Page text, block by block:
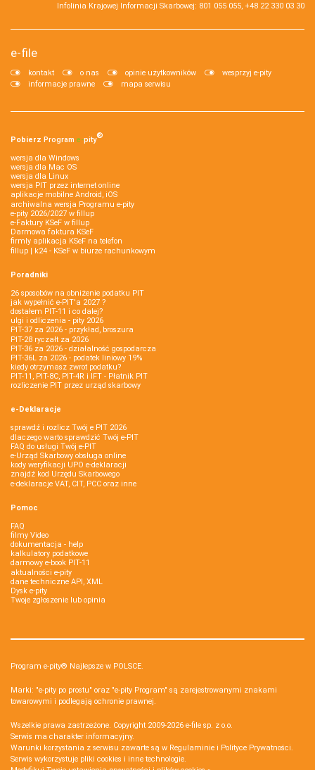
Infolinia Krajowej Informacji Skarbowej: 801 055 055, +48 22 330 03 30
e-file
kontakt o nas opinie użytkowników
wesprzyj e-pity
informacje prawne
mapa serwisu
Pobierz Program e‑pity®
wersja dla Windows
wersja dla Mac OS
wersja dla Linux
wersja PIT przez internet online
aplikacje mobilne Android, iOS
archiwalna wersja Programu e-pity
e-pity 2026/2027 w fillup
e‑Faktury KSeF w fillup
Darmowa faktura KSeF
firmly aplikacja KSeF na telefon
fillup | k24 - KSeF w biurze rachunkowym
Poradniki
26 sposobów na obniżenie podatku PIT
jak wypełnić e-PIT'a 2027 ?
dostałem PIT-11 i co dalej?
ulgi i odliczenia - pity 2026
PIT-37 za 2026 - przykład, broszura
PIT-28 ryczałt za 2026
PIT-36 za 2026 - działalność gospodarcza
PIT-36L za 2026 - podatek liniowy 19%
kiedy otrzymasz zwrot podatku?
PIT-11, PIT-8C, PIT-4R i IFT - Płatnik PIT
rozliczenie PIT przez urząd skarbowy
e-Deklaracje
sprawdź i rozlicz Twój e PIT 2026
dlaczego warto sprawdzić Twój e-PIT
FAQ do usługi Twój e-PIT
e-Urząd Skarbowy obsługa online
kody weryfikacji UPO e-deklaracji
znajdź kod Urzędu Skarbowego
e-deklaracje VAT, CIT, PCC oraz inne
Pomoc
FAQ
filmy Video
dokumentacja - help
kalkulatory podatkowe
darmowy e-book PIT-11
aktualności e-pity
dane techniczne API, XML
Dysk e-pity
Twoje zgłoszenie lub opinia
Program e-pity® Najlepsze w POLSCE.
Marki: "e-pity po prostu" oraz "e-pity Program" są zarejestrowanymi znakami
towarowymi i podlegają ochronie prawnej.
Wszelkie prawa zastrzeżone. Copyright 2009-2026 e-file sp. z o.o.
Serwis ma charakter informacyjny.
Warunki korzystania z serwisu zawarte są w Regulaminie i Polityce Prywatności.
Serwis wykorzystuje pliki cookies i inne technologie.